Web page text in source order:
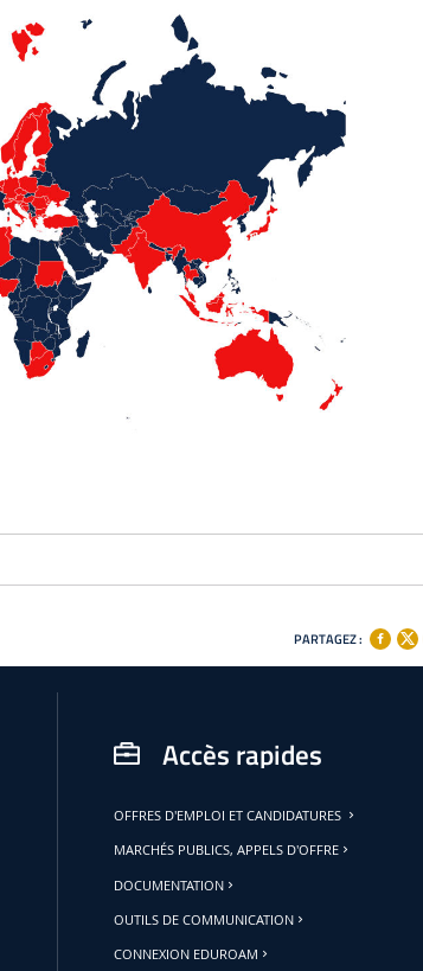
PARTAGEZ :
Accès rapides
OFFRES D'EMPLOI ET CANDIDATURES
MARCHÉS PUBLICS, APPELS D'OFFRE
DOCUMENTATION
OUTILS DE COMMUNICATION
CONNEXION EDUROAM